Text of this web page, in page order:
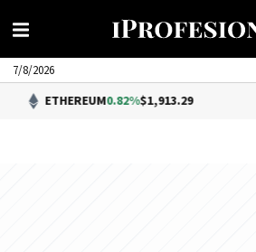
7/8/2026
0.82%$1,913.29